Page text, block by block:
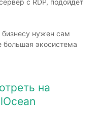
с RDP, подойдет
нужен сам
большая экосистема
на